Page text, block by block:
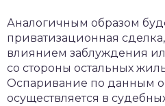
Аналогичным образом
приватизационная
влиянием заблуждения
со стороны остальных
Оспаривание по данным
осуществляется в